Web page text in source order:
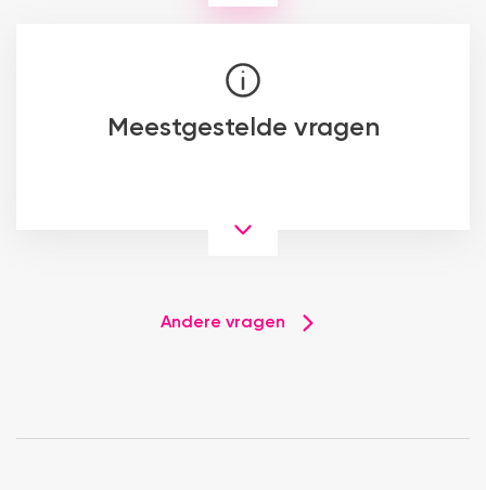
Meestgestelde vragen
Andere vragen